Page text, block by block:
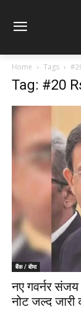
Home Tags
Tag: #20
बैंक / बीमा
नए गवर्नर
नोट जल्द जारी